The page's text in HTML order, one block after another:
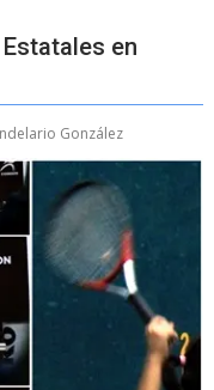
en
González